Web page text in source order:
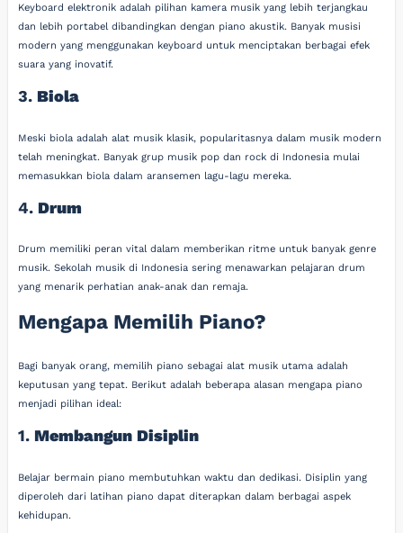
Keyboard elektronik adalah pilihan kamera musik yang lebih terjangkau
dan lebih portabel dibandingkan dengan piano akustik. Banyak musisi
modern yang menggunakan keyboard untuk menciptakan berbagai efek
suara yang inovatif.
3. Biola
Meski biola adalah alat musik klasik, popularitasnya dalam musik modern
telah meningkat. Banyak grup musik pop dan rock di Indonesia mulai
memasukkan biola dalam aransemen lagu-lagu mereka.
4. Drum
Drum memiliki peran vital dalam memberikan ritme untuk banyak genre
musik. Sekolah musik di Indonesia sering menawarkan pelajaran drum
yang menarik perhatian anak-anak dan remaja.
Mengapa Memilih Piano?
Bagi banyak orang, memilih piano sebagai alat musik utama adalah
keputusan yang tepat. Berikut adalah beberapa alasan mengapa piano
menjadi pilihan ideal:
1. Membangun Disiplin
Belajar bermain piano membutuhkan waktu dan dedikasi. Disiplin yang
diperoleh dari latihan piano dapat diterapkan dalam berbagai aspek
kehidupan.